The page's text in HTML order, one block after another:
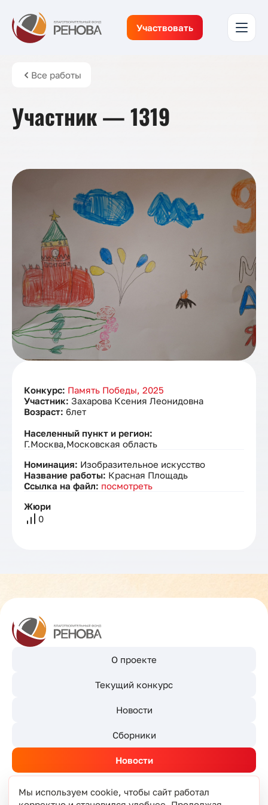
Участвовать
Все работы
Участник — 1319
Конкурс: Память Победы, 2025
Участник: Захарова Ксения Леонидовна
Возраст: 6лет
Населенный пункт и регион:
Г.Москва,Московская область
Номинация: Изобразительное искусство
Название работы: Красная Площадь
Ссылка на файл: посмотреть
Жюри
0
О проекте
Текущий конкурс
Новости
Сборники
Новости
Мы используем cookie, чтобы сайт работал